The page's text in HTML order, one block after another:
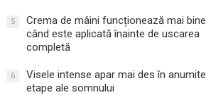
5
Crema de mâini funcționează mai bine
când este aplicată înainte de uscarea
completă
6
Visele intense apar mai des în anumite
etape ale somnului